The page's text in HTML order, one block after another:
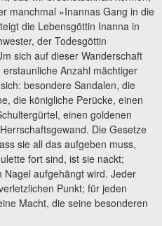
manchmal »Inannas Gang in die
die Lebensgöttin Inanna in
der Todesgöttin
sich auf dieser Wanderschaft
Anzahl mächtiger
besondere Sandalen, die
die königliche Perücke, einen
einen goldenen
Die Gesetze
sie all das aufgeben muss,
fort sind, ist sie nackt;
aufgehängt wird. Jeder
Punkt; für jeden
Macht, die seine besonderen